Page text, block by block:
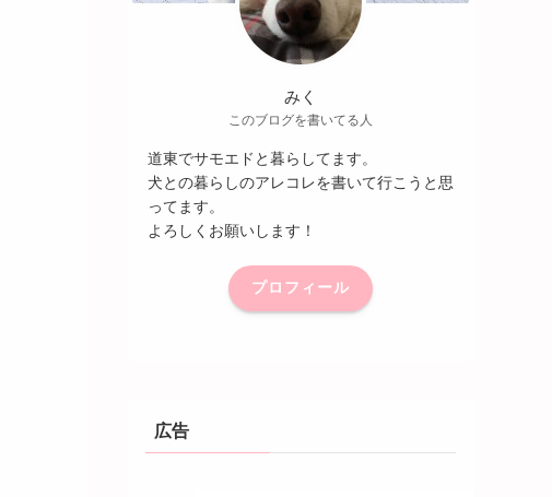
みく
このブログを書いてる人
道東でサモエドと暮らしてます。
犬との暮らしのアレコレを書いて行こうと思
ってます。
よろしくお願いします！
プロフィール
広告